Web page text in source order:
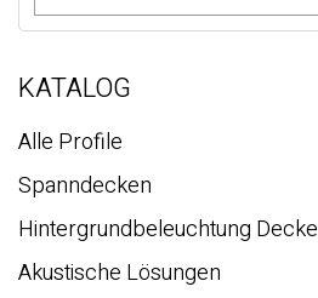
c
e
KATALOG
Alle Profile
Spanndecken
Hintergrundbeleuchtung Decke
Akustische Lösungen